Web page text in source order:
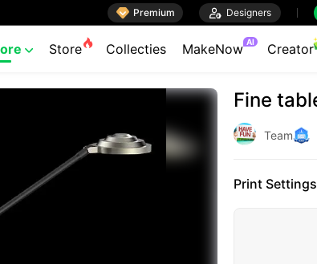
 Premium  Designers
 Store Collecties MakeNow AI Creator
Fine
Team
Print Settings